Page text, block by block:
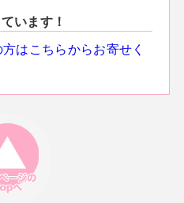
います！
はこちらからお寄せく